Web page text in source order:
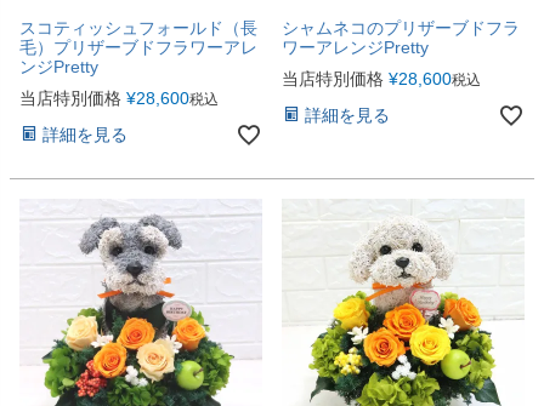
スコティッシュフォールド（長
毛）プリザーブドフラワーアレ
ンジPretty
当店特別価格 ¥28,600税込
詳細を見る
シャムネコのプリザーブドフラ
ワーアレンジPretty
当店特別価格 ¥28,600税込
詳細を見る